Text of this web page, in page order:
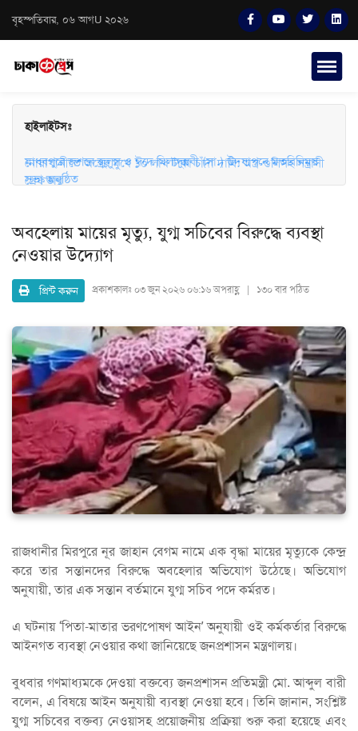
বৃহস্পতিবার, ০৬ আগU ২০২৬
হাইলাইটসঃ
নোয়াখালীতে অস্ত্রের মুখে ১০ লাখ টাকা চাঁদা দাবি: অস্ত্র-গুলিসহ সন্ত্রাসী
সভা অনুষ্ঠিত
অবহেলায় মায়ের মৃত্যু, যুগ্ম সচিবের বিরুদ্ধে ব্যবস্থা
নেওয়ার উদ্যোগ
প্রিন্ট করুন প্রকাশকালঃ ০৩ জুন ২০২৬ ০৬:১৬ অপরাহ্ণ | ১৩০ বার পঠিত
রাজধানীর মিরপুরে নূর জাহান বেগম নামে এক বৃদ্ধা মায়ের মৃত্যুকে কেন্দ্র
করে তার সন্তানদের বিরুদ্ধে অবহেলার অভিযোগ উঠেছে। অভিযোগ
অনুযায়ী, তার এক সন্তান বর্তমানে যুগ্ম সচিব পদে কর্মরত।
এ ঘটনায় ‘পিতা-মাতার ভরণপোষণ আইন’ অনুযায়ী ওই কর্মকর্তার বিরুদ্ধে
আইনগত ব্যবস্থা নেওয়ার কথা জানিয়েছে জনপ্রশাসন মন্ত্রণালয়।
বুধবার গণমাধ্যমকে দেওয়া বক্তব্যে জনপ্রশাসন প্রতিমন্ত্রী মো. আব্দুল বারী
বলেন, এ বিষয়ে আইন অনুযায়ী ব্যবস্থা নেওয়া হবে। তিনি জানান, সংশ্লিষ্ট
যুগ্ম সচিবের বক্তব্য নেওয়াসহ প্রয়োজনীয় প্রক্রিয়া শুরু করা হয়েছে এবং